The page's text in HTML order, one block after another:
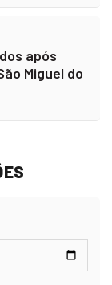
após
Miguel do